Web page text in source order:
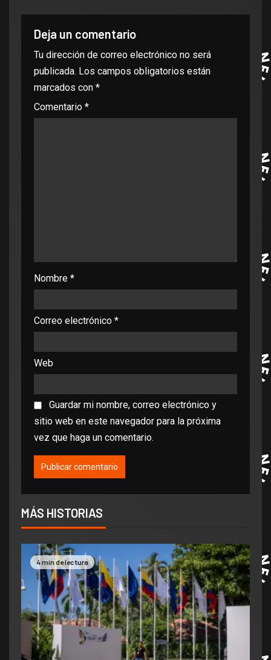
Deja un comentario
Tu dirección de correo electrónico no será
publicada. Los campos obligatorios están
marcados con *
Comentario *
Nombre *
Correo electrónico *
Web
Guardar mi nombre, correo electrónico y
sitio web en este navegador para la próxima
vez que haga un comentario.
MÁS HISTORIAS
4 min de lectura